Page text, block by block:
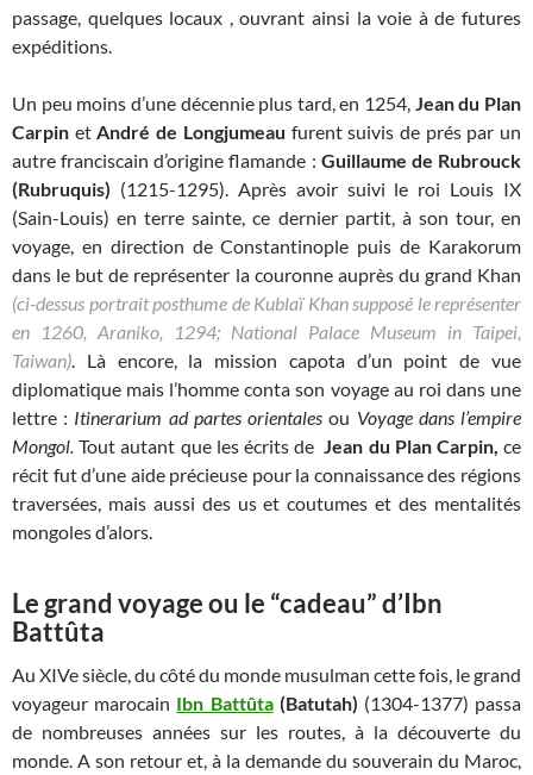
passage, quelques locaux , ouvrant ainsi la voie à de futures
expéditions.
Un peu moins d’une décennie plus tard, en 1254, Jean du Plan
Carpin etAndré de Longjumeau furent suivis de prés par un
autre franciscain d’origine flamande : Guillaume de Rubrouck
(Rubruquis) (1215-1295). Après avoir suivi le roi Louis IX
(Sain-Louis) en terre sainte, ce dernier partit, à son tour, en
voyage, en direction de Constantinople puis de Karakorum
dans le but de représenter la couronne auprès du grand Khan
(ci-dessus portrait posthume de Kublaï Khan supposé le représenter
en 1260, Araniko, 1294; National Palace Museum in Taipei,
Taiwan). Là encore, la mission capota d’un point de vue
diplomatique mais l’homme conta son voyage au roi dans une
lettre : Itinerarium ad partes orientalesou Voyage dans l’empire
Mongol.Tout autant que les écrits deJean du Plan Carpin,ce
récit fut d’une aide précieuse pour la connaissance des régions
traversées, mais aussi des us et coutumes et des mentalités
mongoles d’alors.
Le grand voyage ou le “cadeau” d’Ibn
Battûta
Au XIVe siècle, du côté du monde musulman cette fois, le grand
voyageur marocain Ibn Battûta(Batutah) (1304-1377) passa
de nombreuses années sur les routes, à la découverte du
monde. A son retour et, à la demande du souverain du Maroc,